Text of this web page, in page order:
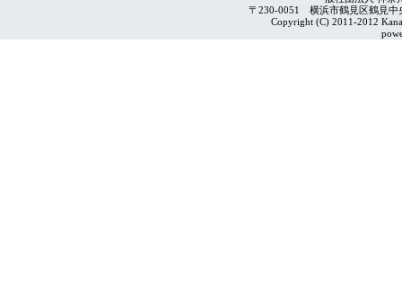
〒230-0051 横浜市鶴見区鶴見
Copyright (C) 2011-2012